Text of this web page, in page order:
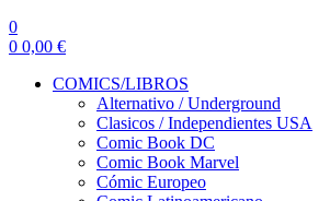
0
0 0,00 €
COMICS/LIBROS
Alternativo / Underground
Clasicos / Independientes USA
Comic Book DC
Comic Book Marvel
Cómic Europeo